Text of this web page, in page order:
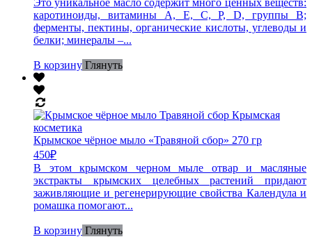
каротиноиды, витамины A, E, C, P, D, группы В;
ферменты, пектины, органические кислоты, углеводы и
белки; минералы –...
В корзину Глянуть
Крымское чёрное мыло «Травяной сбор» 270 гр
450₽
В этом крымском черном мыле отвар и масляные
экстракты крымских целебных растений придают
заживляющие и регенерирующие свойства Календула и
ромашка помогают...
В корзину Глянуть